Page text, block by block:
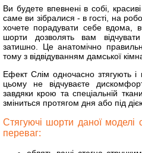
Ви будете впевнені в собі,
саме ви зібралися - в гості, на
хочете порадувати себе вдома,
шорти дозволять вам
затишно. Це анатомічно
тому з відвідуванням дамської
Ефект Слім одночасно зтягують
цьому не відчуваєте
завдяки крою та спеціальній
зміниться протягом дня або під
Стягуючі шорти даної моделі
переваг: